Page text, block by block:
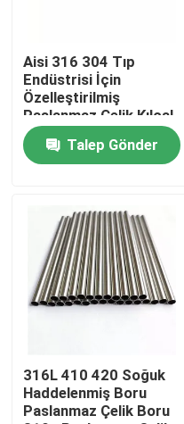
Fabrika turu
Kalite kontrol
Haberler
Bir teklif isteği
Paslanmaz çelik
Paslanmaz Çelik Levha
Aisi 316 304 Tıp
Endüstrisi İçin
Özelleştirilmiş
Paslanmaz Çelik Kılcal
Boru
Talep Gönder
316L 410 420 Soğuk
Haddelenmiş Boru
Paslanmaz Çelik Boru